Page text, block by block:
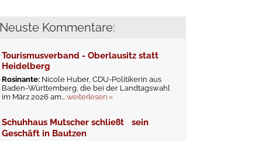
Neuste Kommentare:
Tourismusverband - Oberlausitz statt
Heidelberg
Rosinante: Nicole Huber, CDU-Politikerin aus
Baden-Württemberg, die bei der Landtagswahl
im März 2026 am...weiterlesen »
Schuhhaus Mutscher schließt sein
Geschäft in Bautzen